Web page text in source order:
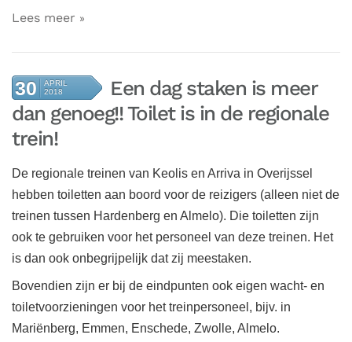
Lees meer
30
APRIL
2018
Een dag staken is meer
dan genoeg!! Toilet is in de regionale
trein!
De regionale treinen van Keolis en Arriva in Overijssel
hebben toiletten aan boord voor de reizigers (alleen niet de
treinen tussen Hardenberg en Almelo). Die toiletten zijn
ook te gebruiken voor het personeel van deze treinen. Het
is dan ook onbegrijpelijk dat zij meestaken.
Bovendien zijn er bij de eindpunten ook eigen wacht- en
toiletvoorzieningen voor het treinpersoneel, bijv. in
Mariënberg, Emmen, Enschede, Zwolle, Almelo.